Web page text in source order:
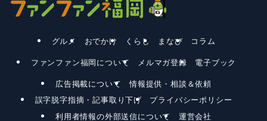
グルメ おでかけ くらし まなび コラム
ファンファン福岡について メルマガ登録 電子ブック
広告掲載について
情報提供・相談＆依頼
誤字脱字指摘・記事取り下げ
プライバシーポリシー
利用者情報の外部送信について
運営会社